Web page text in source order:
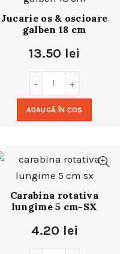
Jucarie os & oscioare
galben 18 cm
13.50 lei
ADAUGĂ ÎN COȘ
Carabina rotativa
lungime 5 cm-SX
4.20 lei